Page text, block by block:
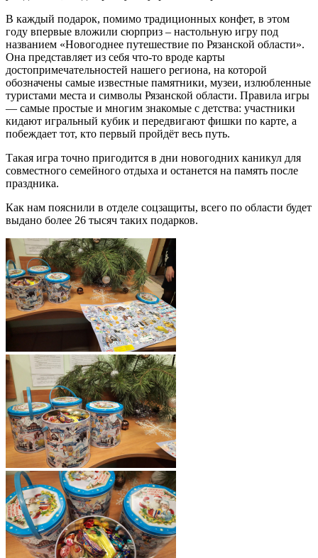
В каждый подарок, помимо традиционных конфет, в этом
году впервые вложили сюрприз – настольную игру под
названием «Новогоднее путешествие по Рязанской области».
Она представляет из себя что-то вроде карты
достопримечательностей нашего региона, на которой
обозначены самые известные памятники, музеи, излюбленные
туристами места и символы Рязанской области. Правила игры
— самые простые и многим знакомые с детства: участники
кидают игральный кубик и передвигают фишки по карте, а
побеждает тот, кто первый пройдёт весь путь.
Такая игра точно пригодится в дни новогодних каникул для
совместного семейного отдыха и останется на память после
праздника.
Как нам пояснили в отделе соцзащиты, всего по области будет
выдано более 26 тысяч таких подарков.